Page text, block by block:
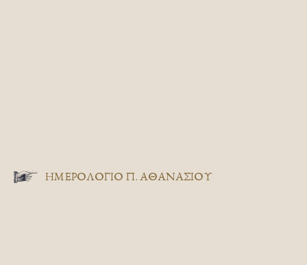
ΗΜΕΡΟΛΟΓΙΟ Π. ΑΘΑΝΑΣΙΟΥ